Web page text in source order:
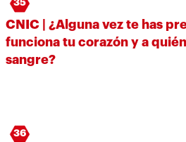
CNIC | ¿Alguna vez te has
funciona tu corazón y a
sangre?
36